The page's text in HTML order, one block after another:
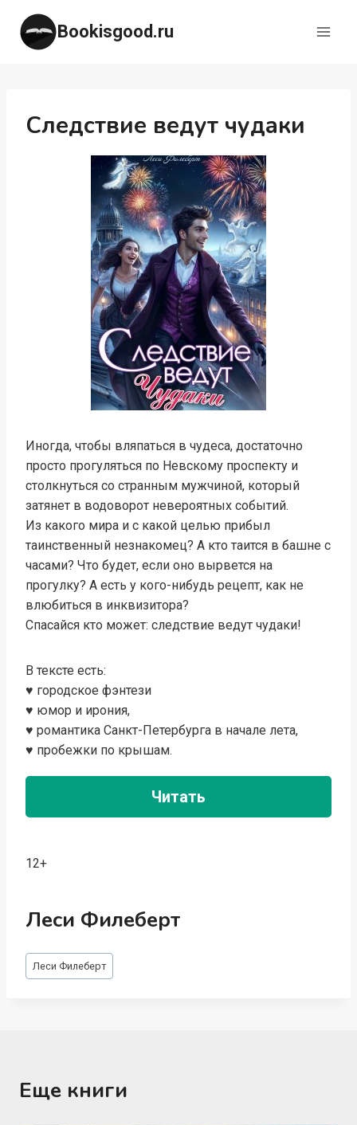
Перейти
содержимому
Bookisgood.ru
Следствие ведут чудаки
Иногда, чтобы вляпаться в чудеса, достаточно
просто прогуляться по Невскому проспекту и
столкнуться со странным мужчиной, который
затянет в водоворот невероятных событий.
Из какого мира и с какой целью прибыл
таинственный незнакомец? А кто таится в башне с
часами? Что будет, если оно вырвется на
прогулку? А есть у кого-нибудь рецепт, как не
влюбиться в инквизитора?
Спасайся кто может: следствие ведут чудаки!
В тексте есть:
♥ городское фэнтези
♥ юмор и ирония,
♥ романтика Санкт-Петербурга в начале лета,
♥ пробежки по крышам.
Читать
12+
Леси Филеберт
Метки
записи:
Леси Филеберт
Еще книги